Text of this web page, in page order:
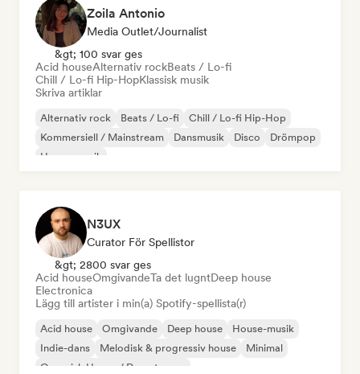
Zoila Antonio
Media Outlet/Journalist
&gt; 100 svar ges
Acid houseAlternativ rockBeats / Lo-fi
Chill / Lo-fi Hip-HopKlassisk musik
Skriva artiklar
Alternativ rock Beats / Lo-fi
Chill / Lo-fi Hip-Hop
Kommersiell / Mainstream
Dansmusik Disco
Drömpop
House-musik
N3UX
Curator För Spellistor
&gt; 2800 svar ges
Acid houseOmgivandeTa det lugntDeep house
Electronica
Lägg till artister i min(a) Spotify-spellista(r)
Acid house Omgivande Deep house
House-musik
Indie-dans
Melodisk & progressiv house
Minimal
Organisk House / Downtempo